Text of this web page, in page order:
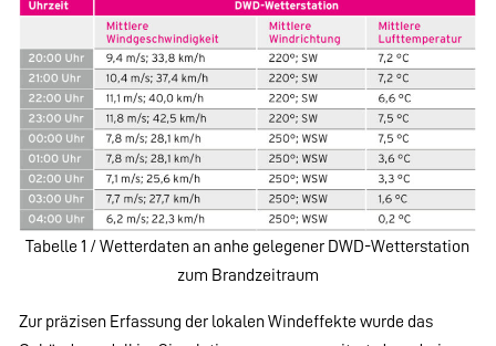
Tabelle 1 / Wetterdaten an anhe gelegener DWD-Wetterstation
zum Brandzeitraum
Zur präzisen Erfassung der lokalen Windeffekte wurde das